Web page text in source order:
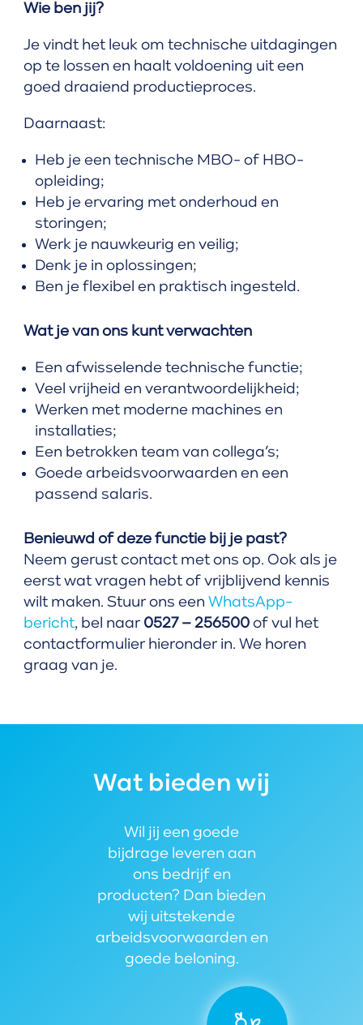
Wie ben jij?
Je vindt het leuk om technische uitdagingen
op te lossen en haalt voldoening uit een
goed draaiend productieproces.
Daarnaast:
Heb je een technische MBO- of HBO-
opleiding;
Heb je ervaring met onderhoud en
storingen;
Werk je nauwkeurig en veilig;
Denk je in oplossingen;
Ben je flexibel en praktisch ingesteld.
Wat je van ons kunt verwachten
Een afwisselende technische functie;
Veel vrijheid en verantwoordelijkheid;
Werken met moderne machines en
installaties;
Een betrokken team van collega’s;
Goede arbeidsvoorwaarden en een
passend salaris.
Benieuwd of deze functie bij je past?
Neem gerust contact met ons op. Ook als je
eerst wat vragen hebt of vrijblijvend kennis
wilt maken. Stuur ons een WhatsApp-
bericht, bel naar 0527 – 256500of vul het
contactformulier hieronder in. We horen
graag van je.
Wat bieden wij
Wil jij een goede
bijdrage leveren aan
ons bedrijf en
producten? Dan bieden
wij uitstekende
arbeidsvoorwaarden en
goede beloning.